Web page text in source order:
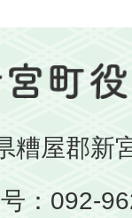
屋郡新
：092-